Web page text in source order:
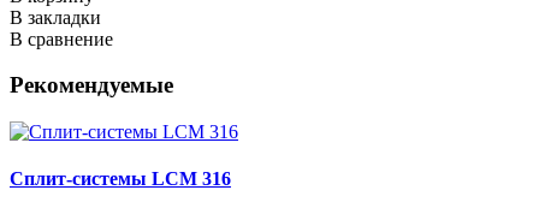
В закладки
В сравнение
Рекомендуемые
Сплит-системы LCM 316